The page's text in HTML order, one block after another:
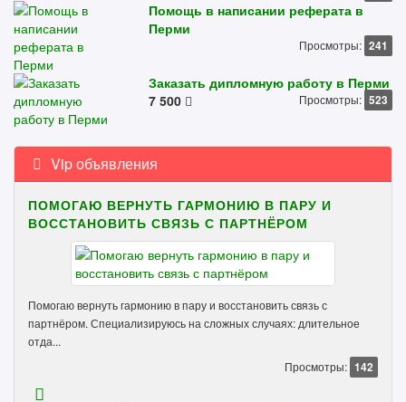
Помощь в написании реферата в
Перми
Просмотры: 241
Заказать дипломную работу в Перми
7 500
Просмотры: 523
Vip объявления
ПОМОГАЮ ВЕРНУТЬ ГАРМОНИЮ В ПАРУ И
ВОССТАНОВИТЬ СВЯЗЬ С ПАРТНЁРОМ
Помогаю вернуть гармонию в пару и восстановить связь с
партнёром. Специализируюсь на сложных случаях: длительное
отда...
Просмотры: 142